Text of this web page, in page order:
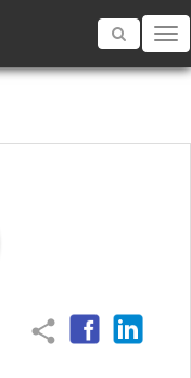
Toggle
share